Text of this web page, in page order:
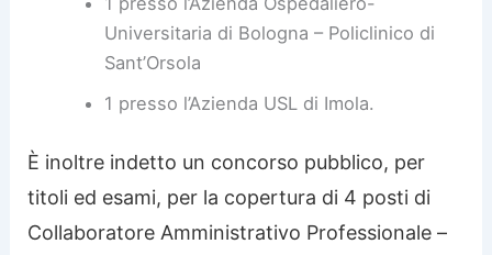
Universitaria di Bologna – Policlinico di
Sant’Orsola
1 presso l’Azienda USL di Imola.
È inoltre indetto un concorso pubblico, per
titoli ed esami, per la copertura di 4 posti di
Collaboratore Amministrativo Professionale –